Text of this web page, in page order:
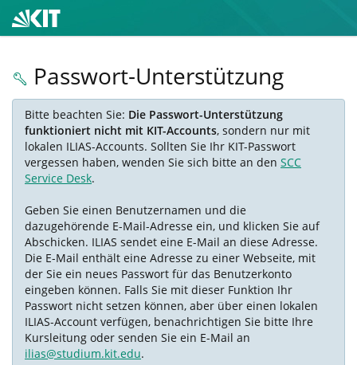
Passwort-Unterstützung
Bitte beachten Sie: Die Passwort-Unterstützung
funktioniert nicht mit KIT-Accounts, sondern nur mit
lokalen ILIAS-Accounts. Sollten Sie Ihr KIT-Passwort
vergessen haben, wenden Sie sich bitte an den SCC
Service Desk.
Geben Sie einen Benutzernamen und die
dazugehörende E-Mail-Adresse ein, und klicken Sie auf
Abschicken. ILIAS sendet eine E-Mail an diese Adresse.
Die E-Mail enthält eine Adresse zu einer Webseite, mit
der Sie ein neues Passwort für das Benutzerkonto
eingeben können. Falls Sie mit dieser Funktion Ihr
Passwort nicht setzen können, aber über einen lokalen
ILIAS-Account verfügen, benachrichtigen Sie bitte Ihre
Kursleitung oder senden Sie ein E-Mail an
ilias@studium.kit.edu.